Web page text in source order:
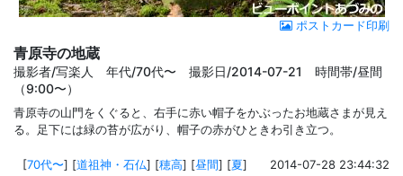
ポストカード印刷
青原寺の地蔵
撮影者/写楽人 年代/70代〜 撮影日/2014-07-21 時間帯/昼間
（9:00〜）
青原寺の山門をくぐると、右手に赤い帽子をかぶったお地蔵さまが見え
る。足下には緑の苔が広がり、帽子の赤がひときわ引き立つ。
[70代〜] [道祖神・石仏] [穂高] [昼間] [夏] 2014-07-28 23:44:32